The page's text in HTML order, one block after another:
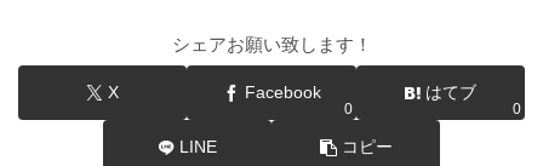
シェアお願い致します！
X Facebook
0
はてブ
0
LINE コピー